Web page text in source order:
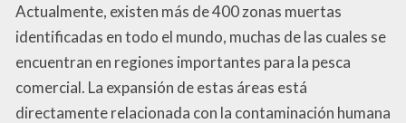
Actualmente, existen más de 400 zonas muertas
identificadas en todo el mundo, muchas de las cuales se
encuentran en regiones importantes para la pesca
comercial. La expansión de estas áreas está
directamente relacionada con la contaminación humana